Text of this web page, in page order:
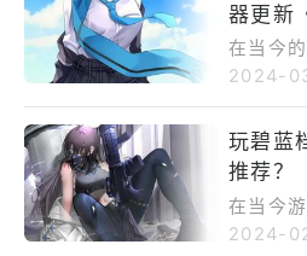
器更新
在当今
成为人
玩家的
戏备受
遇到下
尤其是
2024-
玩碧蓝
推荐？
在当今
疑是一
2024-